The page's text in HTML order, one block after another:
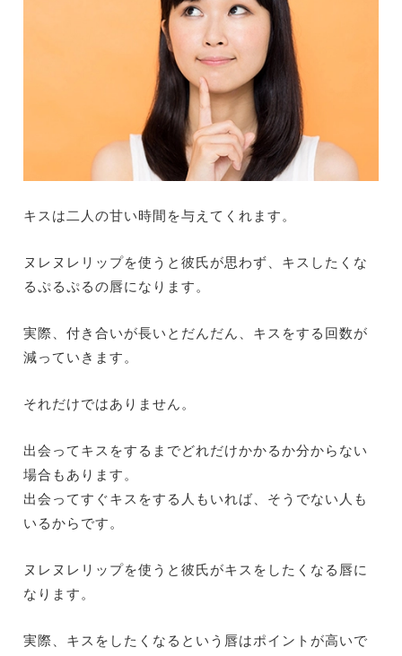
キスは二人の甘い時間を与えてくれます。
ヌレヌレリップを使うと彼氏が思わず、キスしたくな
るぷるぷるの唇になります。
実際、付き合いが長いとだんだん、キスをする回数が
減っていきます。
それだけではありません。
出会ってキスをするまでどれだけかかるか分からない
場合もあります。
出会ってすぐキスをする人もいれば、そうでない人も
いるからです。
ヌレヌレリップを使うと彼氏がキスをしたくなる唇に
なります。
実際、キスをしたくなるという唇はポイントが高いで